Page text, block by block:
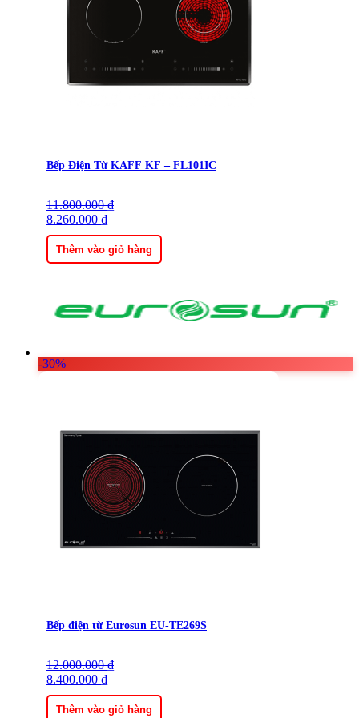
Bếp Điện Từ KAFF KF – FL101IC
11.800.000₫
Giá
gốc
là:
11.800.000 ₫.
8.260.000 ₫
Giá
hiện
tại
là:
8.260.000 ₫.
Thêm vào giỏ hàng
-30%
Bếp điện từ Eurosun EU-TE269S
12.000.000₫
Giá
gốc
là:
12.000.000 ₫.
8.400.000 ₫
Giá
hiện
tại
là:Thêm vào giỏ hàng